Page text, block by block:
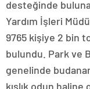
desteğinde
Yardım İşleri
9765 kişiye 2 bin
bulundu. Park ve
genelinde
kışlık odun